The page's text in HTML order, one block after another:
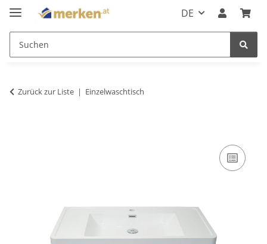
DE
Zurück zur Liste Einzelwaschtisch